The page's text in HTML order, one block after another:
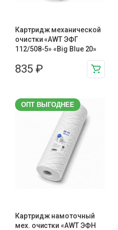
Картридж механической
очистки «AWT ЭФГ
112/508-5» «Big Blue 20»
835 ₽
ОПТ ВЫГОДНЕЕ
Картридж намоточный
мех. очистки «AWT ЭФН